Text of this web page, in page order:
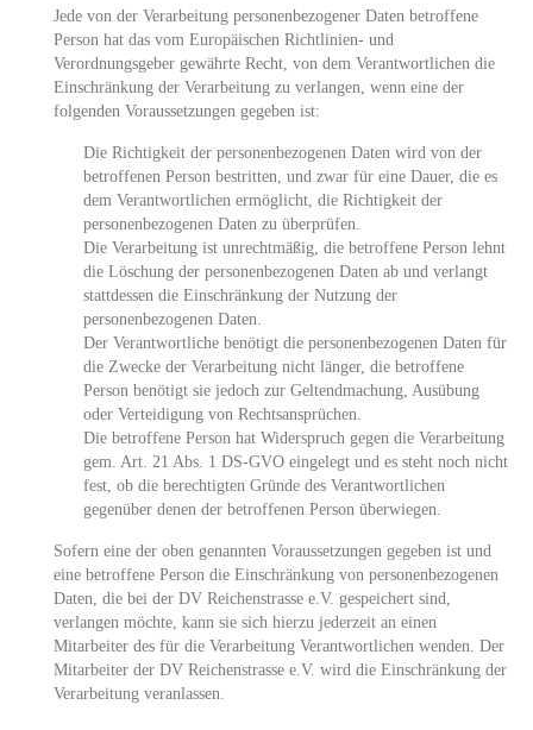
Jede von der Verarbeitung personenbezogener Daten betroffene
Person hat das vom Europäischen Richtlinien- und
Verordnungsgeber gewährte Recht, von dem Verantwortlichen die
Einschränkung der Verarbeitung zu verlangen, wenn eine der
folgenden Voraussetzungen gegeben ist:
Die Richtigkeit der personenbezogenen Daten wird von der
betroffenen Person bestritten, und zwar für eine Dauer, die es
dem Verantwortlichen ermöglicht, die Richtigkeit der
personenbezogenen Daten zu überprüfen.
Die Verarbeitung ist unrechtmäßig, die betroffene Person lehnt
die Löschung der personenbezogenen Daten ab und verlangt
stattdessen die Einschränkung der Nutzung der
personenbezogenen Daten.
Der Verantwortliche benötigt die personenbezogenen Daten für
die Zwecke der Verarbeitung nicht länger, die betroffene
Person benötigt sie jedoch zur Geltendmachung, Ausübung
oder Verteidigung von Rechtsansprüchen.
Die betroffene Person hat Widerspruch gegen die Verarbeitung
gem. Art. 21 Abs. 1 DS-GVO eingelegt und es steht noch nicht
fest, ob die berechtigten Gründe des Verantwortlichen
gegenüber denen der betroffenen Person überwiegen.
Sofern eine der oben genannten Voraussetzungen gegeben ist und
eine betroffene Person die Einschränkung von personenbezogenen
Daten, die bei der DV Reichenstrasse e.V. gespeichert sind,
verlangen möchte, kann sie sich hierzu jederzeit an einen
Mitarbeiter des für die Verarbeitung Verantwortlichen wenden. Der
Mitarbeiter der DV Reichenstrasse e.V. wird die Einschränkung der
Verarbeitung veranlassen.